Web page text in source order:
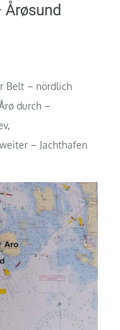
Årøsund
Belt – nördlich
durch –
– Jachthafen